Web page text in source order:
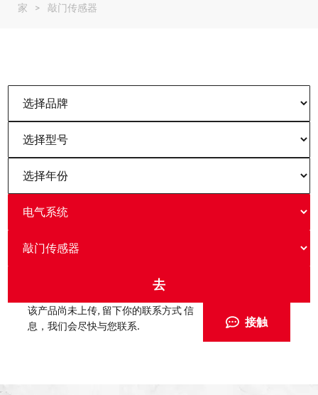
家
> 敲门传感器
该产品尚未上传, 留下你的联系方式 信
息，我们会尽快与您联系.
接触